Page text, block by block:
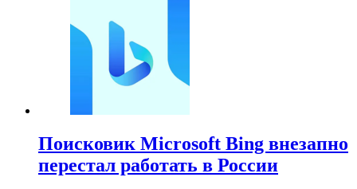
Поисковик Microsoft Bing внезапно
перестал работать в России